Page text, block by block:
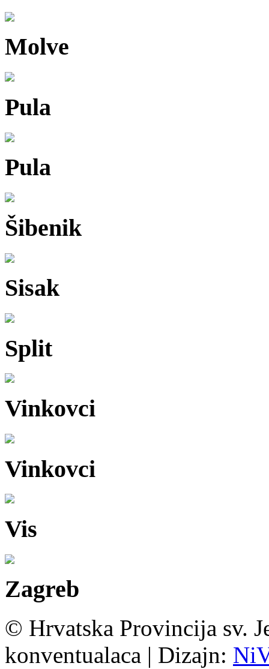
Molve
Pula
Pula
Šibenik
Sisak
Split
Vinkovci
Vinkovci
Vis
Zagreb
© Hrvatska Provincija sv.
konventualaca | Dizajn: